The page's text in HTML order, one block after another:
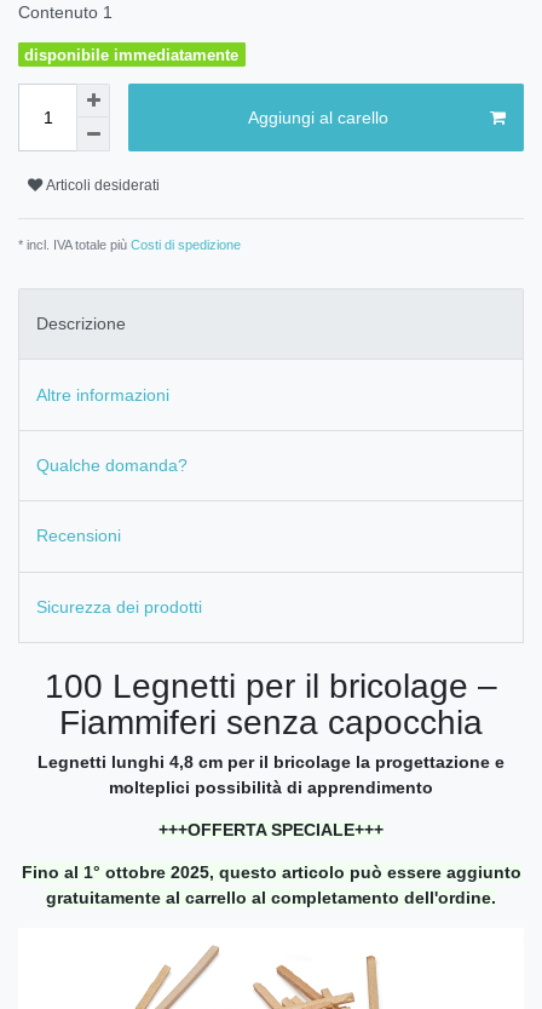
Contenuto 1
disponibile immediatamente
Aggiungi al carello
Articoli desiderati
* incl. IVA totale più Costi di spedizione
Descrizione
Altre informazioni
Qualche domanda?
Recensioni
Sicurezza dei prodotti
100 Legnetti per il bricolage –
Fiammiferi senza capocchia
Legnetti lunghi 4,8 cm per il bricolage la progettazione e
molteplici possibilità di apprendimento
+++OFFERTA SPECIALE+++
Fino al 1° ottobre 2025, questo articolo può essere aggiunto
gratuitamente al carrello al completamento dell'ordine.